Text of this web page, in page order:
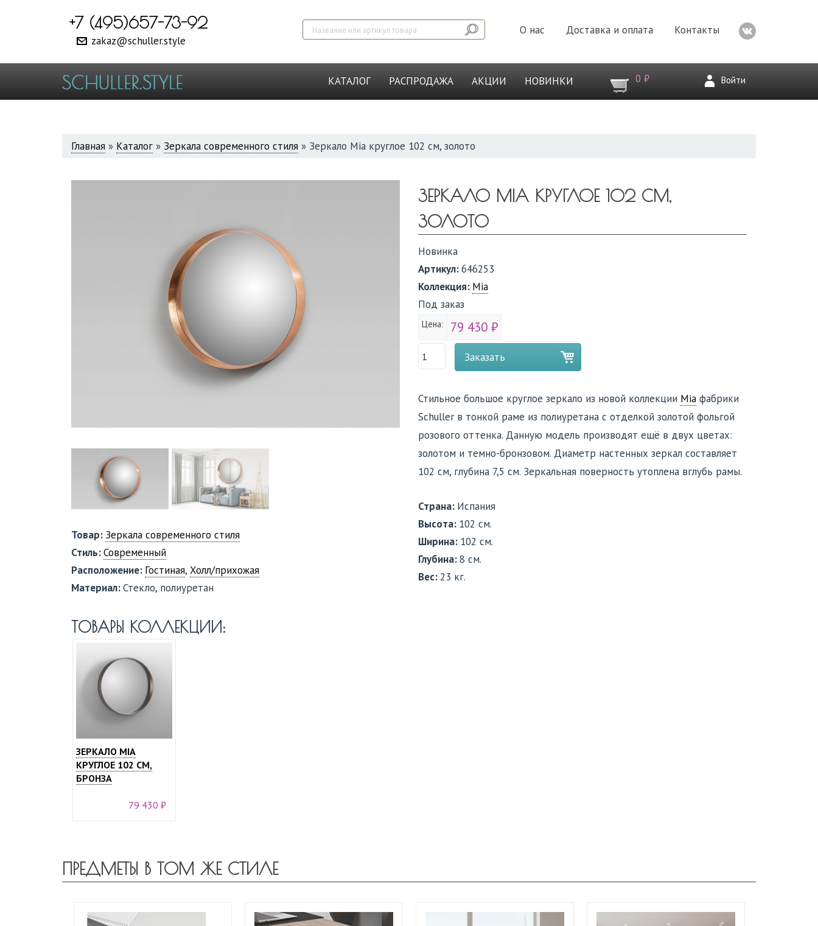
+7 (495)657-73-92
zakaz@schuller.style
О нас Доставка и оплата Контакты
КАТАЛОГ РАСПРОДАЖА АКЦИИ НОВИНКИ 0 ₽ Войти
ВЫ
Главная » Каталог » Зеркала современного стиля » Зеркало Mia круглое 102 см, золото
Товар: Зеркала современного стиля
Стиль:Современный
Расположение: Гостиная, Холл/прихожая
Материал:Стекло, полиуретан
ТОВАРЫ КОЛЛЕКЦИИ:
ЗЕРКАЛО MIA
КРУГЛОЕ 102 СМ,
БРОНЗА
79 430 ₽
ЗЕРКАЛО MIA КРУГЛОЕ 102 СМ,
ЗОЛОТО
Новинка
Артикул:646253
Коллекция: Mia
Под заказ
Цена: 79 430 ₽
Заказать
Стильное большое круглое зеркало из новой коллекции Mia фабрики
Schuller в тонкой раме из полиуретана с отделкой золотой фольгой
розового оттенка. Данную модель производят ещё в двух цветах:
золотом и темно-бронзовом. Диаметр настенных зеркал составляет
102 см, глубина 7,5 см. Зеркальная поверность утоплена вглубь рамы.
Страна: Испания
Высота: 102 см.
Ширина: 102 см.
Глубина:8 см.
Вес:23 кг.
ПРЕДМЕТЫ В ТОМ ЖЕ СТИЛЕ